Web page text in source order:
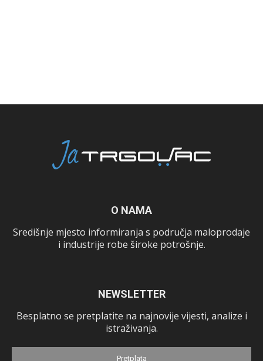
O NAMA
Središnje mjesto informiranja s područja maloprodaje
i industrije robe široke potrošnje.
NEWSLETTER
Besplatno se pretplatite na najnovije vijesti, analize i
istraživanja.
Pretplata